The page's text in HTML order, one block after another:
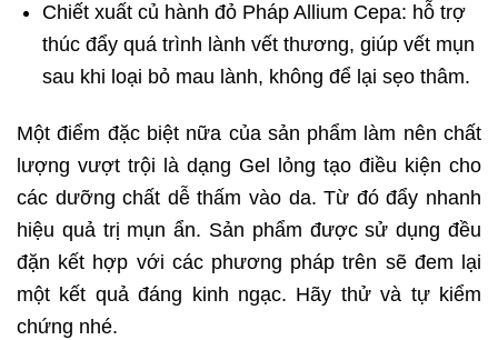
Chiết xuất củ hành đỏ Pháp Allium Cepa: hỗ trợ
thúc đẩy quá trình lành vết thương, giúp vết mụn
sau khi loại bỏ mau lành, không để lại sẹo thâm.
Một điểm đặc biệt nữa của sản phẩm làm nên chất
lượng vượt trội là dạng Gel lỏng tạo điều kiện cho
các dưỡng chất dễ thấm vào da. Từ đó đẩy nhanh
hiệu quả trị mụn ẩn. Sản phẩm được sử dụng đều
đặn kết hợp với các phương pháp trên sẽ đem lại
một kết quả đáng kinh ngạc. Hãy thử và tự kiểm
chứng nhé.